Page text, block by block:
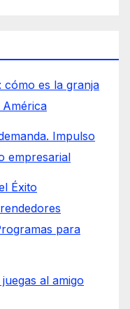
cómo es la granja
Impulso
empresarial
Éxito
para
al amigo